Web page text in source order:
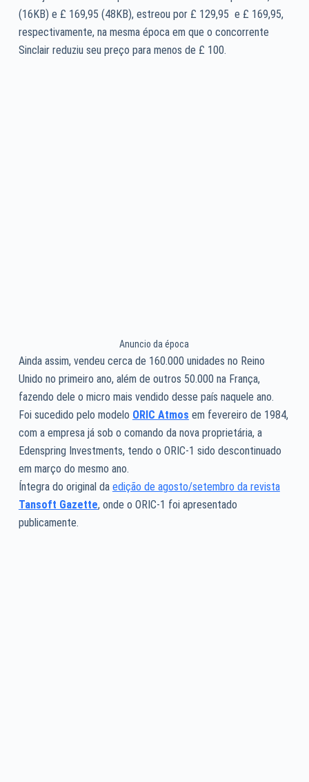
(16KB) e £ 169,95 (48KB), estreou por £ 129,95 e £ 169,95,
respectivamente, na mesma época em que o concorrente
Sinclair reduziu seu preço para menos de £ 100.
Anuncio da época
Ainda assim, vendeu cerca de 160.000 unidades no Reino
Unido no primeiro ano, além de outros 50.000 na França,
fazendo dele o micro mais vendido desse país naquele ano.
Foi sucedido pelo modelo ORIC Atmos em fevereiro de 1984,
com a empresa já sob o comando da nova proprietária, a
Edenspring Investments, tendo o ORIC-1 sido descontinuado
em março do mesmo ano.
Íntegra do original da edição de agosto/setembro da revista
Tansoft Gazette, onde o ORIC-1 foi apresentado
publicamente.